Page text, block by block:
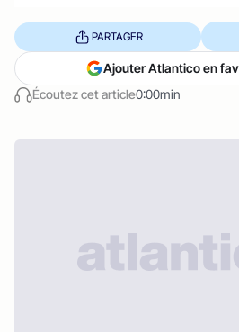
Écoutez cet article0:00min
PARTAGER
Ajouter Atlantico en